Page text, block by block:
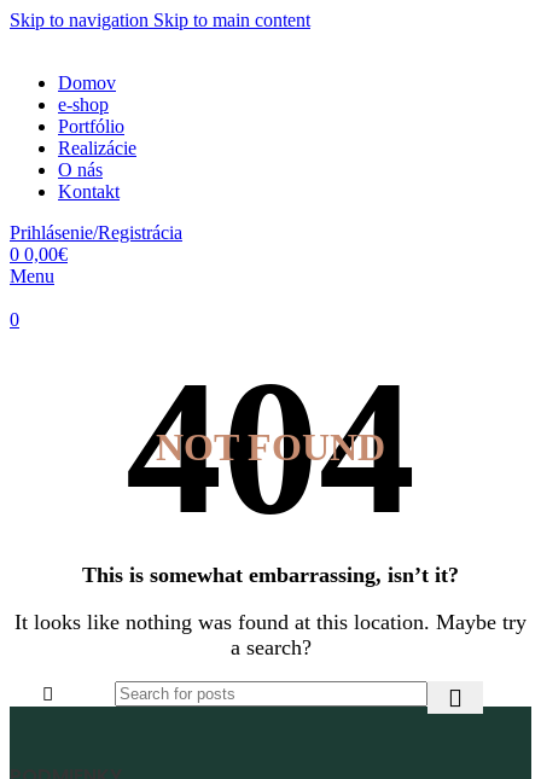
Skip to navigation Skip to main content
Domov
e-shop
Portfólio
Realizácie
O nás
Kontakt
Prihlásenie/Registrácia
0 0,00€
Menu
0
NOT FOUND
This is somewhat embarrassing, isn’t it?
It looks like nothing was found at this location. Maybe try
a search?